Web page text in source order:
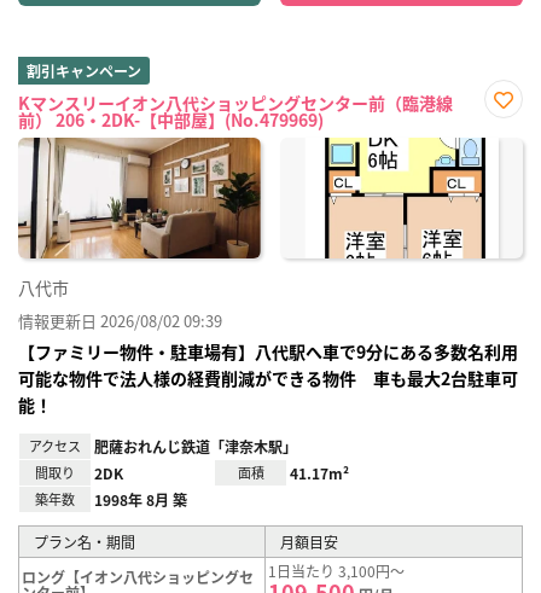
割引キャンペーン
Kマンスリーイオン八代ショッピングセンター前（臨港線
前） 206・2DK-【中部屋】(No.479969)
に入
八代市
情報更新日 2026/08/02 09:39
【ファミリー物件・駐車場有】八代駅へ車で9分にある多数名利用
可能な物件で法人様の経費削減ができる物件 車も最大2台駐車可
能！
アクセス 肥薩おれんじ鉄道「津奈木駅」
間取り 2DK 面積 41.17m²
築年数 1998年 8月 築
プラン名・期間
月額目安
ロング【イオン八代ショッピングセ
1日当たり 3,100円～